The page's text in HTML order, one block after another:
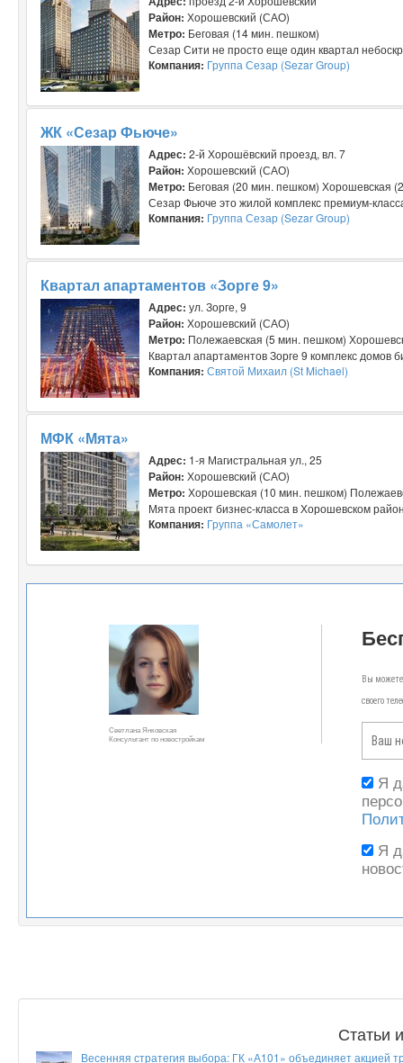
Район: Хорошевский (САО)
Метро: Беговая (14 мин. пешком)
Сезар Сити не просто еще один квартал
Компания: Группа Сезар (Sezar Group)
ЖК «Сезар Фьюче»
Адрес: 2-й Хорошёвский проезд, вл. 7
Район: Хорошевский (САО)
Метро: Беговая (20 мин. пешком) Хорошевская
Сезар Фьюче это жилой комплекс премиум-
Компания: Группа Сезар (Sezar Group)
Квартал апартаментов «Зорге 9»
Адрес: ул. Зорге, 9
Район: Хорошевский (САО)
Метро: Полежаевская (5 мин. пешком)
Квартал апартаментов Зорге 9 комплекс домов
Компания: Святой Михаил (St Michael)
МФК «Мята»
Адрес: 1-я Магистральная ул., 25
Район: Хорошевский (САО)
Метро: Хорошевская (10 мин. пешком)
Мята проект бизнес-класса в Хорошевском
Компания: Группа «Самолет»
Светлана Янковская
Консультант по новостройкам
Вы
своего
Я
Я
Статьи
Весенняя стратегия выбора: ГК «А101» объединяет акцией